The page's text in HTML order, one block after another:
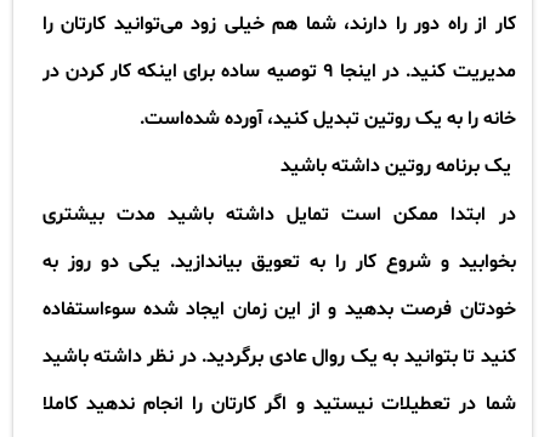
کار از راه دور را دارند، شما هم خیلی زود می‌توانید کارتان را
مدیریت کنید. در اینجا ۹ توصیه ساده برای اینکه کار کردن در
خانه را به یک روتین تبدیل کنید، آورده شده‌است.
​​​​​​​​یک برنامه روتین داشته باشید
در ابتدا ممکن است تمایل داشته باشید مدت بیشتری
بخوابید و شروع کار را به تعویق بیاندازید. یکی دو روز به
خودتان فرصت بدهید و از این زمان ایجاد شده سوءاستفاده
کنید تا بتوانید به یک روال عادی برگردید. در نظر داشته باشید
شما در تعطیلات نیستید و اگر کارتان را انجام ندهید کاملا